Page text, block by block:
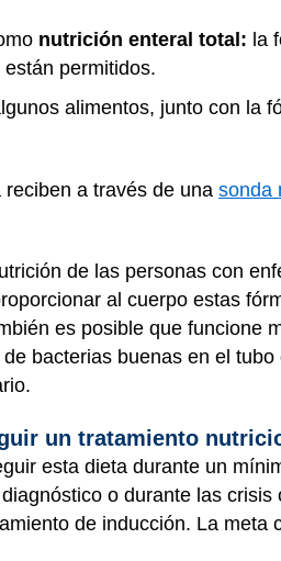
nutrición enteral total: la
permitidos.
alimentos, junto con la
a través de una sonda
de las personas con
al cuerpo estas
es posible que funcione
bacterias buenas en el
un tratamiento
esta dieta durante un
o durante las
de inducción. La meta